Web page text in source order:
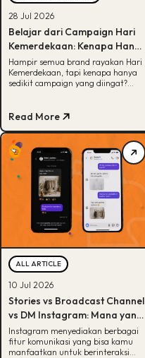
28 Jul 2026
Belajar dari Campaign Hari
Kemerdekaan: Kenapa Hanya
Sedikit yang Benar-Benar
Diingat?
Hampir semua brand rayakan Hari
Kemerdekaan, tapi kenapa hanya
sedikit campaign yang diingat?
Read More
ALL ARTICLE
10 Jul 2026
Stories vs Broadcast Channel
vs DM Instagram: Mana yang
Tepat untuk Strategi Brand
Kamu?
Instagram menyediakan berbagai
fitur komunikasi yang bisa kamu
manfaatkan untuk berinteraksi